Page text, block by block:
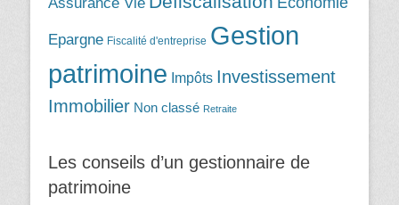
Epargne Fiscalité d'entreprise Gestion
patrimoine Impôts Investissement
Immobilier Non classé Retraite
Les conseils d’un gestionnaire de
patrimoine